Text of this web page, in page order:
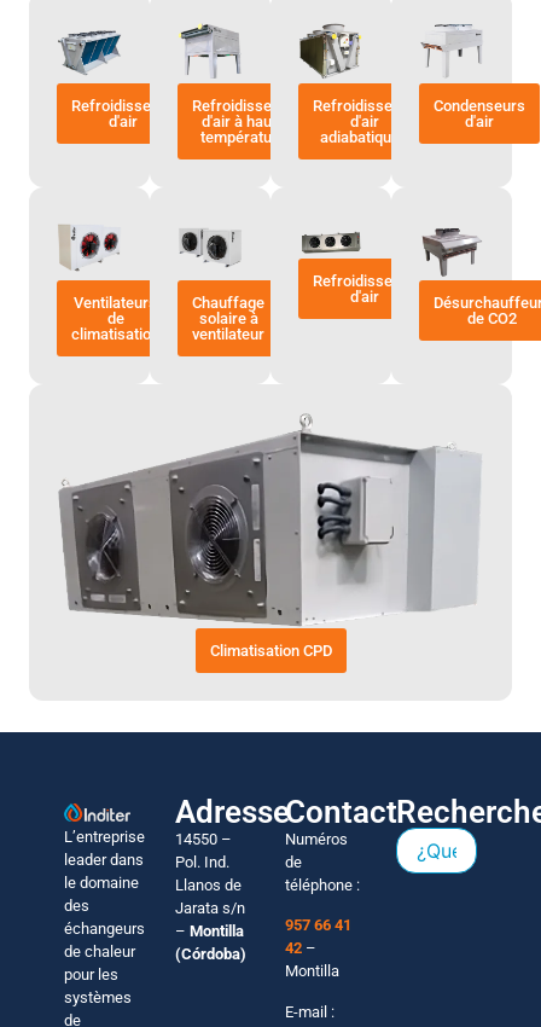
Refroidisseurs
d'air
Refroidisseurs
d'air à haute
température
Refroidisseurs
d'air
adiabatiques
Condenseurs
d'air
Ventilateurs
de
climatisation
Chauffage
solaire à
ventilateur
Refroidisseurs
d'air
de CO2
Climatisation CPD
L’entreprise
leader dans
le domaine
des
échangeurs
de chaleur
pour les
systèmes
de
Adresse
14550 –
Pol. Ind.
Llanos de
Jarata s/n
– Montilla
(Córdoba)
Contact
Numéros
de
téléphone :
957 66 41
42 –
Montilla
E-mail :